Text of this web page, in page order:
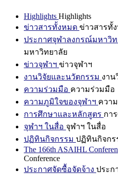
Highlights Highlights
ข่าวสารทั้งหมด ข่าวสารทั้
ประกาศจุฬาลงกรณ์มหาวิท
มหาวิทยาลัย
ข่าวจุฬาฯ ข่าวจุฬาฯ
งานวิจัยและนวัตกรรม งาน
ความร่วมมือ ความร่วมมือ
ความภูมิใจของจุฬาฯ ควา
การศึกษาและหลักสูตร กา
จุฬาฯ ในสื่อ จุฬาฯ ในสื่อ
ปฏิทินกิจกรรม ปฏิทินกิจกร
The 166th ASAIHL
Conference
ประกาศจัดซื้อจัดจ้าง ประก